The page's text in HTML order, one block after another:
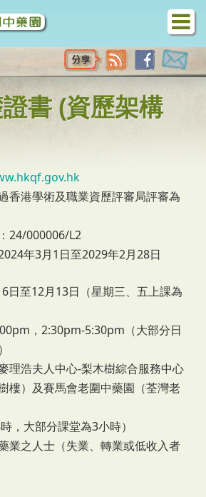
書 (資歷架構
香港學術及職業資歷評審局評審為
24/000006/L2
年3月1日至2029年2月28日
日至12月13日（星期三、五上課為
，2:30pm-5:30pm（大部分日
理浩夫人中心-梨木樹綜合服務中心
樓）及賽馬會老圍中藥園（荃灣老
，大部分課堂為3小時）
業之人士（失業、轉業或低收入者